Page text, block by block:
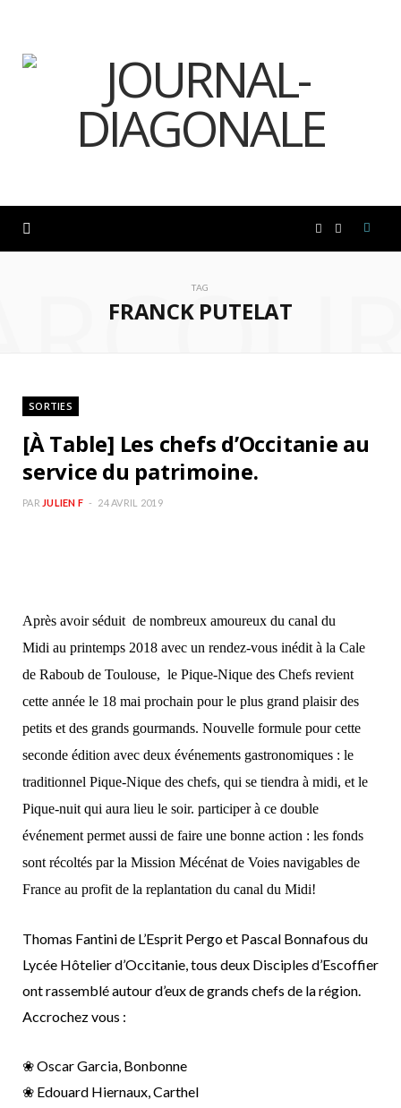
o g
TAG
FRANCK PUTELAT
SORTIES
[À Table] Les chefs d’Occitanie au
service du patrimoine.
PAR JULIEN F 24 AVRIL 2019
Après avoir séduit de nombreux amoureux du canal du
Midi au printemps 2018 avec un rendez-vous inédit à la Cale
de Raboub de Toulouse, le Pique-Nique des Chefs revient
cette année le 18 mai prochain pour le plus grand plaisir des
petits et des grands gourmands. Nouvelle formule pour cette
seconde édition avec deux événements gastronomiques : le
traditionnel Pique-Nique des chefs, qui se tiendra à midi, et le
Pique-nuit qui aura lieu le soir. participer à ce double
événement permet aussi de faire une bonne action : les fonds
sont récoltés par la Mission Mécénat de Voies navigables de
France au profit de la replantation du canal du Midi!
Thomas Fantini de L’Esprit Pergo et Pascal Bonnafous du
Lycée Hôtelier d’Occitanie, tous deux Disciples d’Escoffier
ont rassemblé autour d’eux de grands chefs de la région.
Accrochez vous :
❀ Oscar Garcia, Bonbonne
❀ Edouard Hiernaux, Carthel